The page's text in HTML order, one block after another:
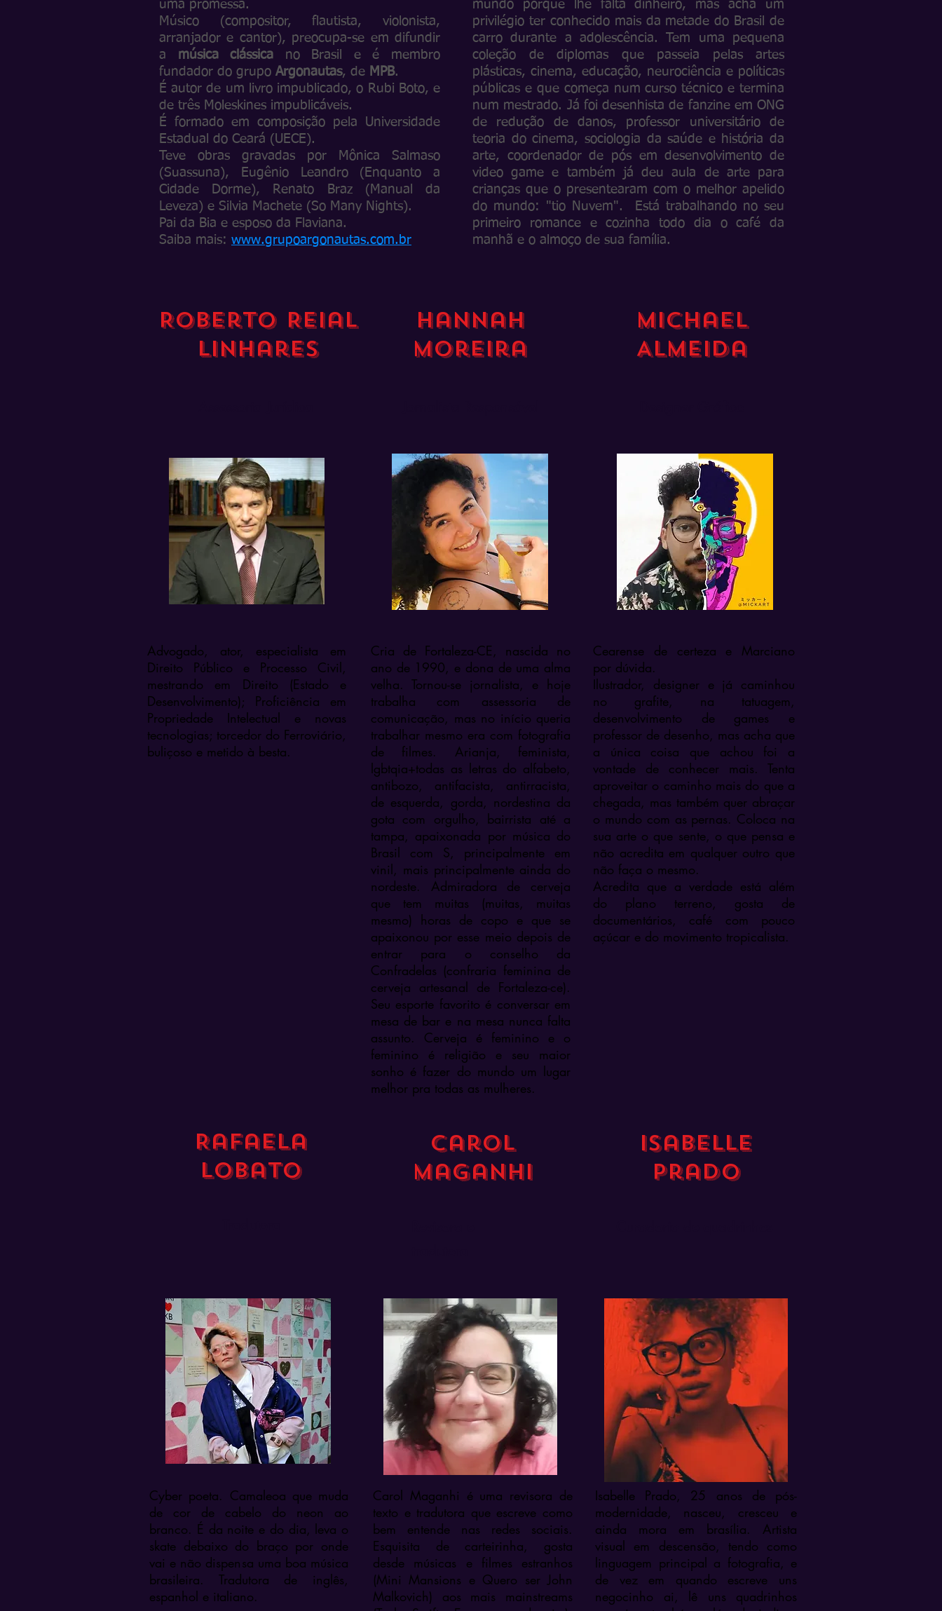
uma promessa.
Músico (compositor, flautista, violonista,
arranjador e cantor), preocupa-se em difundir
a música clássica no Brasil e é membro
fundador do grupo Argonautas, de MPB.
É autor de um livro impublicado, o Rubi Boto, e
de três Moleskines impublicáveis.
É formado em composição pela Universidade
Estadual do Ceará (UECE).
​Teve obras gravadas por Mônica Salmaso
(Suassuna), Eugênio Leandro (Enquanto a
Cidade Dorme), Renato Braz (Manual da
Leveza) e Silvia Machete (So Many Nights).
Pai da Bia e esposo da Flaviana.
Saiba mais: www.grupoargonautas.com.br
mundo porque lhe falta dinheiro, mas acha um
privilégio ter conhecido mais da metade do Brasil de
carro durante a adolescência. Tem uma pequena
coleção de diplomas que passeia pelas artes
plásticas, cinema, educação, neurociência e políticas
públicas e que começa num curso técnico e termina
num mestrado. Já foi desenhista de fanzine em ONG
de redução de danos, professor universitário de
teoria do cinema, sociologia da saúde e história da
arte, coordenador de pós em desenvolvimento de
video game e também já deu aula de arte para
crianças que o presentearam com o melhor apelido
do mundo: "tio Nuvem". Está trabalhando no seu
primeiro romance e cozinha todo dia o café da
manhã e o almoço de sua família.
Roberto Reial
Linhares
Hannah
Moreira
Michael
Almeida
Advogado, ator, especialista em
Direito Público e Processo Civil,
mestrando em Direito (Estado e
Desenvolvimento); Proficiência em
Propriedade Intelectual e novas
tecnologias; torcedor do Ferroviário,
buliçoso e metido à besta.
Rafaela
Lobato
Cria de Fortaleza-CE, nascida no
ano de 1990, e dona de uma alma
velha. Tornou-se jornalista, e hoje
trabalha com assessoria de
comunicação, mas no início queria
trabalhar mesmo era com fotografia
de filmes. Arianja, feminista,
lgbtqia+todas as letras do alfabeto,
antibozo, antifacista, antirracista,
de esquerda, gorda, nordestina da
gota com orgulho, bairrista até a
tampa, apaixonada por música do
Brasil com S, principalmente em
vinil, mais principalmente ainda do
nordeste. Admiradora de cerveja
que tem muitas (muitas, muitas
mesmo) horas de copo e que se
apaixonou por esse meio depois de
entrar para o conselho da
Confradelas (confraria feminina de
cerveja artesanal de Fortaleza-ce).
Seu esporte favorito é conversar em
mesa de bar e na mesa nunca falta
assunto. Cerveja é feminino e o
feminino é religião e seu maior
sonho é fazer do mundo um lugar
melhor pra todas as mulheres.
Carol
Maganhi
Cearense de certeza e Marciano
por dúvida.
Ilustrador, designer e já caminhou
no grafite, na tatuagem,
desenvolvimento de games e
professor de desenho, mas acha que
a única coisa que achou foi a
vontade de conhecer mais. Tenta
aproveitar o caminho mais do que a
chegada, mas também quer abraçar
o mundo com as pernas. Coloca na
sua arte o que sente, o que pensa e
não acredita em qualquer outro que
não faça o mesmo.
Acredita que a verdade está além
do plano terreno, gosta de
documentários, café com pouco
açúcar e do movimento tropicalista.
Isabelle
Prado
Cyber poeta. Camaleoa que muda
de cor de cabelo do neon ao
branco. É da noite e do dia, leva o
skate debaixo do braço por onde
vai e não dispensa uma boa música
brasileira. Tradutora de inglês,
espanhol e italiano.
Carol Maganhi é uma revisora de
texto e tradutora que escreve como
bem entende nas redes sociais.
Esquisita de carteirinha, gosta
desde músicas e filmes estranhos
(Mini Mansions e Quero ser John
Malkovich) aos mais mainstreams
Isabelle Prado, 25 anos de pós-
modernidade, nasceu, cresceu e
ainda mora em brasília. Artista
visual em descensão, tendo como
linguagem principal a fotografia, e
de vez em quando escreve uns
negocinho ai, lê uns quadrinhos